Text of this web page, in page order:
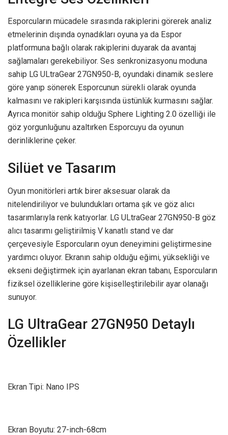
Esporcuların mücadele sırasında rakiplerini görerek analiz
etmelerinin dışında oynadıkları oyuna ya da Espor
platformuna bağlı olarak rakiplerini duyarak da avantaj
sağlamaları gerekebiliyor. Ses senkronizasyonu moduna
sahip LG ULtraGear 27GN950-B, oyundaki dinamik seslere
göre yanıp sönerek Esporcunun sürekli olarak oyunda
kalmasını ve rakipleri karşısında üstünlük kurmasını sağlar.
Ayrıca monitör sahip olduğu Sphere Lighting 2.0 özelliği ile
göz yorgunluğunu azaltırken Esporcuyu da oyunun
derinliklerine çeker.
Silüet ve Tasarım
Oyun monitörleri artık birer aksesuar olarak da
nitelendiriliyor ve bulundukları ortama şık ve göz alıcı
tasarımlarıyla renk katıyorlar. LG ULtraGear 27GN950-B göz
alıcı tasarımı geliştirilmiş V kanatlı stand ve dar
çerçevesiyle Esporcuların oyun deneyimini geliştirmesine
yardımcı oluyor. Ekranın sahip olduğu eğimi, yüksekliği ve
ekseni değiştirmek için ayarlanan ekran tabanı, Esporcuların
fiziksel özelliklerine göre kişiselleştirilebilir ayar olanağı
sunuyor.
LG UltraGear 27GN950 Detaylı
Özellikler
Ekran Tipi: Nano IPS
Ekran Boyutu: 27-inch-68cm